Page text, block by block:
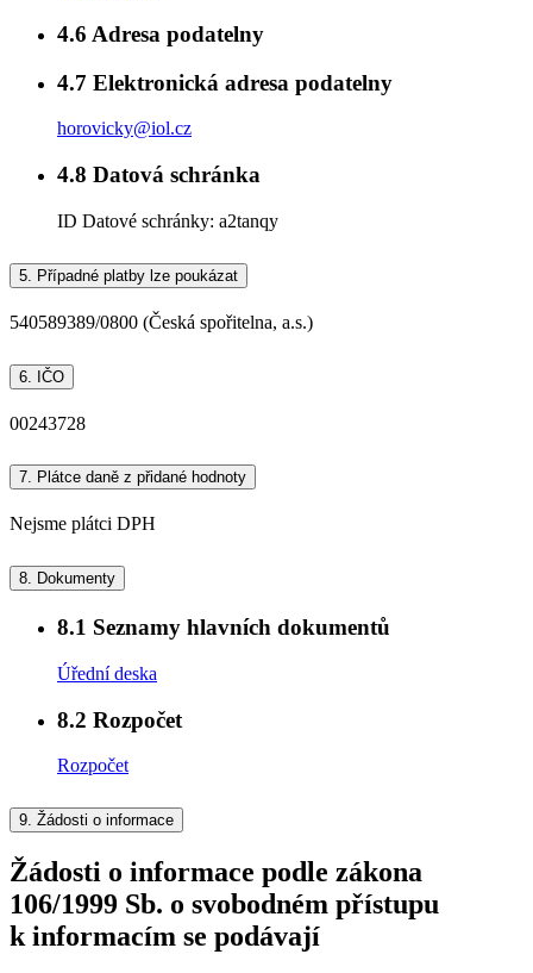
4.6 Adresa podatelny
4.7 Elektronická adresa podatelny
horovicky@iol.cz
4.8 Datová schránka
ID Datové schránky: a2tanqy
5. Případné platby lze poukázat
540589389/0800 (Česká spořitelna, a.s.)
6. IČO
00243728
7. Plátce daně z přidané hodnoty
Nejsme plátci DPH
8. Dokumenty
8.1 Seznamy hlavních dokumentů
Úřední deska
8.2 Rozpočet
Rozpočet
9. Žádosti o informace
Žádosti o informace podle zákona
106/1999 Sb. o svobodném přístupu
k informacím se podávají